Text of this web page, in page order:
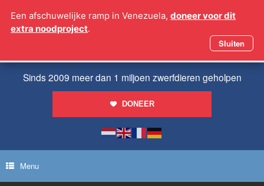
naar
Sinds 2009 meer dan 1 miljoen zwerfdieren geholpen
DONEER
Menu
Een afschuwelijke ramp in Venezuela, doneer voor dit
extra noodproject.
Sluiten